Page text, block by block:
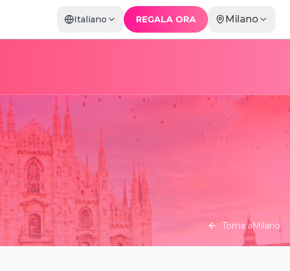
Italiano REGALA ORA Milano
Torna aMilano